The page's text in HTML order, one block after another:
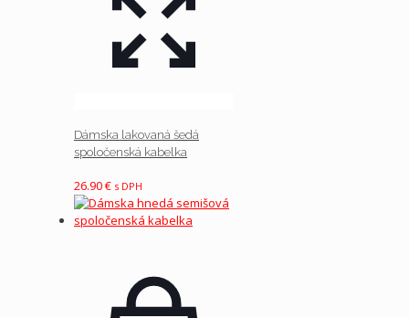
Dámska lakovaná šedá
spoločenská kabelka
26.90€ s DPH